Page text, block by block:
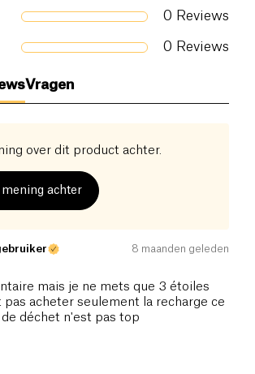
0 Reviews
0 Reviews
Vragen
over dit product achter.
mening achter
8 maanden geleden
mais je ne mets que 3 étoiles
pas acheter seulement la recharge ce
déchet n'est pas top